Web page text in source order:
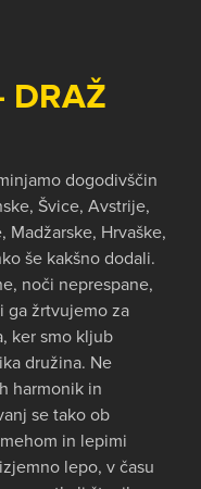
DRAŽ
dogodivščin
Švice, Avstrije,
Madžarske, Hrvaške,
še kakšno dodali.
noči neprespane,
ga žrtvujemo za
ker smo kljub
družina. Ne
harmonik in
se tako ob
in lepimi
lepo, v času